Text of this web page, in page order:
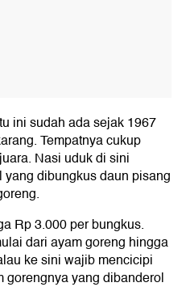
ini sudah ada sejak 1967
Tempatnya cukup
Nasi uduk di sini
dibungkus daun pisang
Rp 3.000 per bungkus.
dari ayam goreng hingga
ke sini wajib mencicipi
gorengnya yang dibanderol